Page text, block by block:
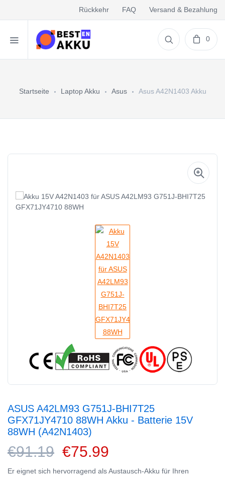
Rückkehr FAQ Versand & Bezahlung
0
Startseite Laptop Akku Asus Asus A42N1403 Akku
ASUS A42LM93 G751J-BHI7T25
GFX71JY4710 88WH Akku - Batterie 15V
88WH (A42N1403)
€91.19 €75.99
Er eignet sich hervorragend als Austausch-Akku für Ihren